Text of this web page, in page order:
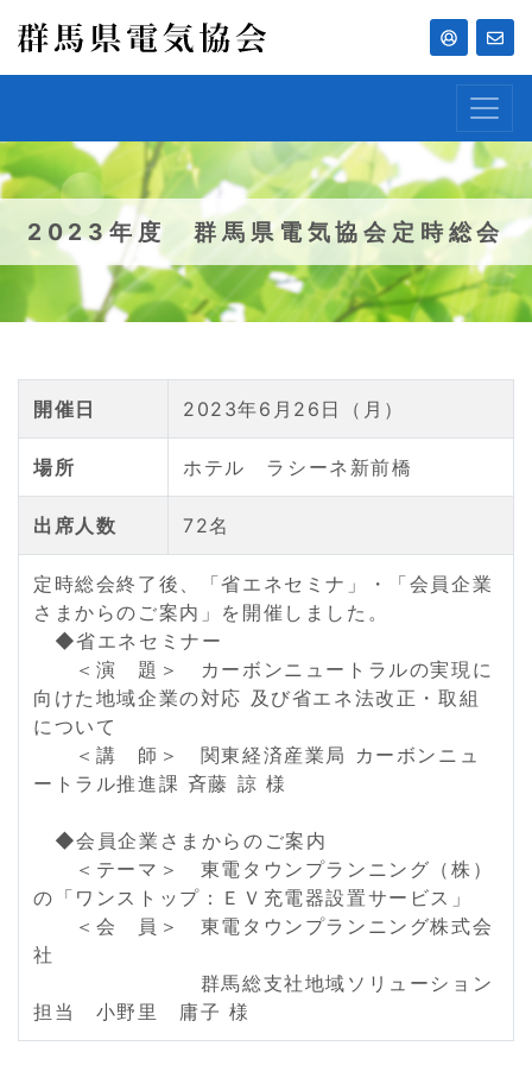
2023年度 群馬県電気協会定時総会
開催日 2023年6月26日（月）
場所 ホテル ラシーネ新前橋
出席人数 72名
定時総会終了後、「省エネセミナ」・「会員企業
さまからのご案内」を開催しました。
◆省エネセミナー
＜演 題＞ カーボンニュートラルの実現に
向けた地域企業の対応 及び省エネ法改正・取組
について
＜講 師＞ 関東経済産業局 カーボンニュ
ートラル推進課 斉藤 諒 様
◆会員企業さまからのご案内
＜テーマ＞ 東電タウンプランニング（株）
の「ワンストップ：ＥＶ充電器設置サービス」
＜会 員＞ 東電タウンプランニング株式会
社
群馬総支社地域ソリューション
担当 小野里 庸子 様